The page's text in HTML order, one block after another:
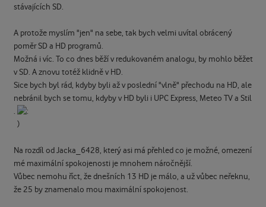
stávajících SD.
A protože myslím "jen" na sebe, tak bych velmi uvítal obrácený
poměr SD a HD programů.
Možná i víc. To co dnes běží v redukovaném analogu, by mohlo běžet
v SD. A znovu totéž klidně v HD.
Sice bych byl rád, kdyby byli až v poslední "vlně" přechodu na HD, ale
nebránil bych se tomu, kdyby v HD byli i UPC Express, Meteo TV a Stil
.
Na rozdíl od Jacka_6428, který asi má přehled co je možné, omezení
mé maximální spokojenosti je mnohem náročnější.
Vůbec nemohu říct, že dnešních 13 HD je málo, a už vůbec neřeknu,
že 25 by znamenalo mou maximální spokojenost.